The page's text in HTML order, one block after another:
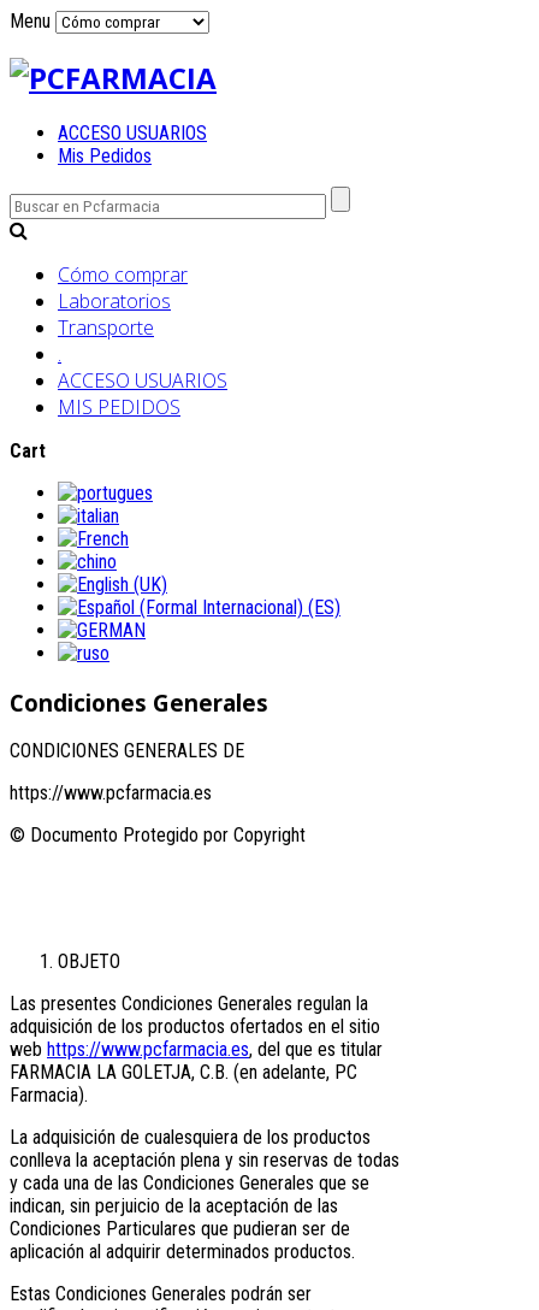
Menu
ACCESO USUARIOS
Mis Pedidos
Cómo comprar
Laboratorios
Transporte
.
ACCESO USUARIOS
MIS PEDIDOS
Cart
Condiciones Generales
CONDICIONES GENERALES DE
https://www.pcfarmacia.es
© Documento Protegido por Copyright
OBJETO
Las presentes Condiciones Generales regulan la
adquisición de los productos ofertados en el sitio
web https://www.pcfarmacia.es, del que es titular
FARMACIA LA GOLETJA, C.B. (en adelante, PC
Farmacia).
La adquisición de cualesquiera de los productos
conlleva la aceptación plena y sin reservas de todas
y cada una de las Condiciones Generales que se
indican, sin perjuicio de la aceptación de las
Condiciones Particulares que pudieran ser de
aplicación al adquirir determinados productos.
Estas Condiciones Generales podrán ser